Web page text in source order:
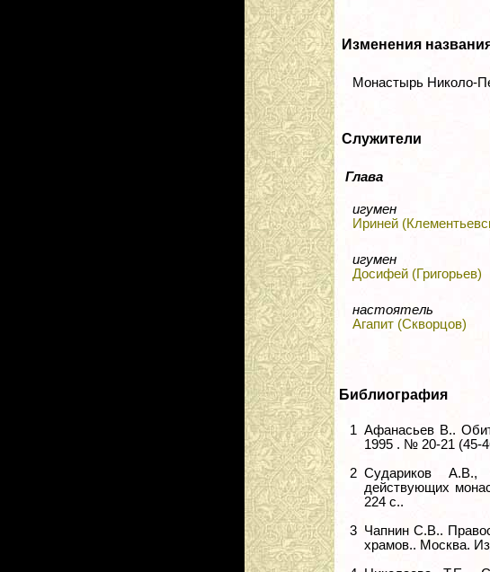
Изменения
Монастырь Николо-
Служители
Глава
игумен
Ириней
игумен
Досифей (Григорьев)
настоятель
Агапит (Скворцов)
Библиография
1 Афанасьев В..
1995 . № 20-21 (45-
2 Судариков А.В.,
действующих
224 с..
3 Чапнин С.В..
храмов.. Москва.